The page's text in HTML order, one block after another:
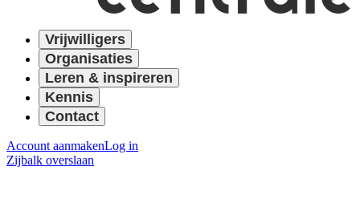
Vrijwilligers
Organisaties
Leren & inspireren
Kennis
Contact
Account aanmakenLog in
Zijbalk overslaan